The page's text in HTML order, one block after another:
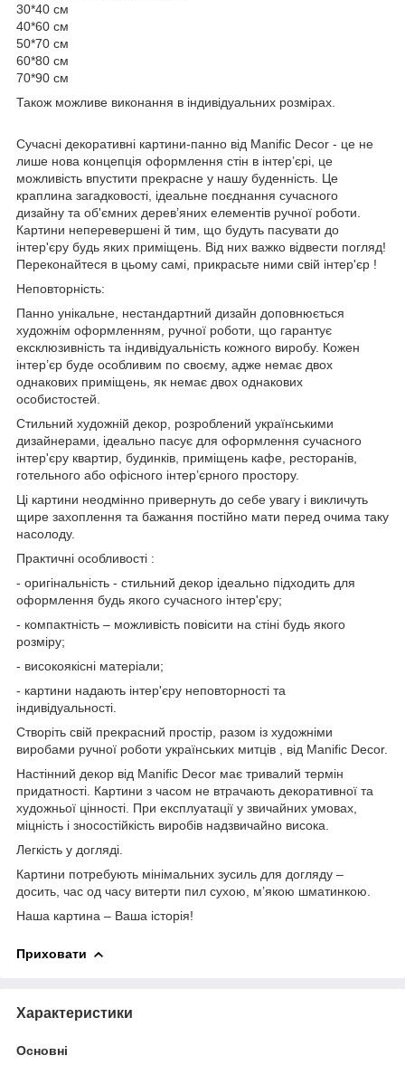
30*40 см
40*60 см
50*70 см
60*80 см
70*90 см
Також можливе виконання в індивідуальних розмірах.
Сучасні декоративні картини-панно від Manific Decor - це не
лише нова концепція оформлення стін в інтер’єрі, це
можливість впустити прекрасне у нашу буденність. Це
краплина загадковості, ідеальне поєднання сучасного
дизайну та об'ємних дерев’яних елементів ручної роботи.
Картини неперевершені й тим, що будуть пасувати до
інтер'єру будь яких приміщень. Від них важко відвести погляд!
Переконайтеся в цьому самі, прикрасьте ними свій інтер'єр !
Неповторність:
Панно унікальне, нестандартний дизайн доповнюється
художнім оформленням, ручної роботи, що гарантує
ексклюзивність та індивідуальність кожного виробу. Кожен
інтер’єр буде особливим по своєму, адже немає двох
однакових приміщень, як немає двох однакових
особистостей.
Стильний художній декор, розроблений українськими
дизайнерами, ідеально пасує для оформлення сучасного
інтер'єру квартир, будинків, приміщень кафе, ресторанів,
готельного або офісного інтер’єрного простору.
Ці картини неодмінно привернуть до себе увагу і викличуть
щире захоплення та бажання постійно мати перед очима таку
насолоду.
Практичні особливості :
- оригінальність - стильний декор ідеально підходить для
оформлення будь якого сучасного інтер'єру;
- компактність – можливість повісити на стіні будь якого
розміру;
- високоякісні матеріали;
- картини надають інтер'єру неповторності та
індивідуальності.
Створіть свій прекрасний простір, разом із художніми
виробами ручної роботи українських митців , від Manific Decor.
Настінний декор від Manific Decor має тривалий термін
придатності. Картини з часом не втрачають декоративної та
художньої цінності. При експлуатації у звичайних умовах,
міцність і зносостійкість виробів надзвичайно висока.
Легкість у догляді.
Картини потребують мінімальних зусиль для догляду –
досить, час од часу витерти пил сухою, м’якою шматинкою.
Наша картина – Ваша історія!
Приховати
Характеристики
Основні